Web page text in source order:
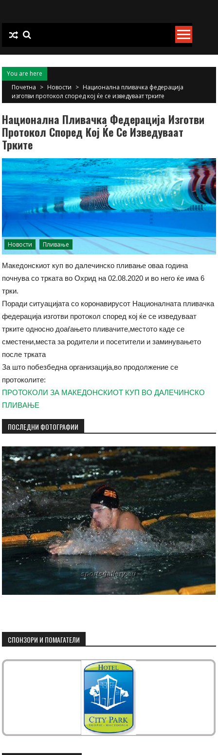
content
You are here
Почетна > Новости > Национална пливачка федерација
изготви протокол според кој ќе се изведуваат трките
Национална Пливачка Федерација Изготви
Протокол Според Кој Ќе Се Изведуваат
Трките
Новости Пливање
Македонскиот куп во далечинско пливање оваа година
почнува со трката во Охрид на 02.08.2020 и во него ќе има 6
трки.
Поради ситуацијата со коронавирусот Националната пливачка
федерација изготви протокол според кој ќе се изведуваат
трките односно доаѓањето пливачите,местото каде се
сместени,места за родители и посетители и заминувањето
после трката
За што побезбедна организација,во продолжение се
протоколите:
ПРОТОКОЛИ ЗА МАКЕДОНСКИОТ КУП ВО ДАЛЕЧИНСКО
ПЛИВАЊЕ
ПОСЛЕДНИ ФОТОГРАФИИ
СПОНЗОРИ И ПОМАГАТЕЛИ